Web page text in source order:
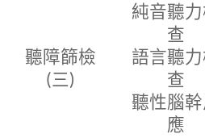
聽障篩檢
(三)
純音聽
查
語言聽
查
聽性腦
應